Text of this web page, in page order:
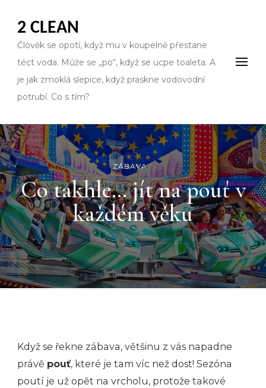
2 CLEAN
Člověk se opotí, když mu v koupelně přestane
téct voda. Může se „po“, když se ucpe toaleta. A
je jak zmoklá slepice, když praskne vodovodní
potrubí. Co s tím?
ZÁBAVA
Co takhle… jít na pouť v
každém věku
Když se řekne zábava, většinu z vás napadne
právě pouť, které je tam víc než dost! Sezóna
poutí je už opět na vrcholu, protože takové